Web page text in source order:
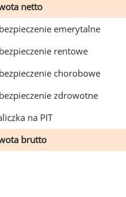
netto
emerytalne
rentowe
chorobowe
zdrowotne
na PIT
brutto